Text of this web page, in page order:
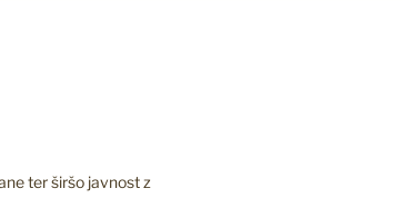
ter širšo javnost z